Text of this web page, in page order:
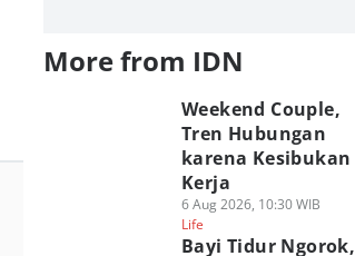
More from IDN
Weekend Couple,
Tren Hubungan
karena Kesibukan
Kerja
6 Aug 2026, 10:30 WIB
Life
Bayi Tidur Ngorok,